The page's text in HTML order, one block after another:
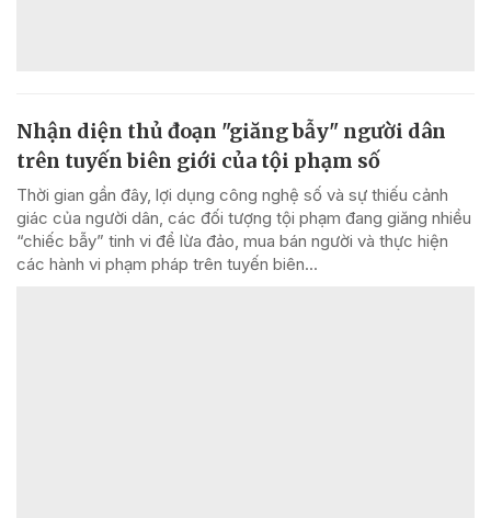
Nhận diện thủ đoạn "giăng bẫy" người dân
trên tuyến biên giới của tội phạm số
Thời gian gần đây, lợi dụng công nghệ số và sự thiếu cảnh
giác của người dân, các đối tượng tội phạm đang giăng nhiều
“chiếc bẫy” tinh vi để lừa đảo, mua bán người và thực hiện
các hành vi phạm pháp trên tuyến biên...